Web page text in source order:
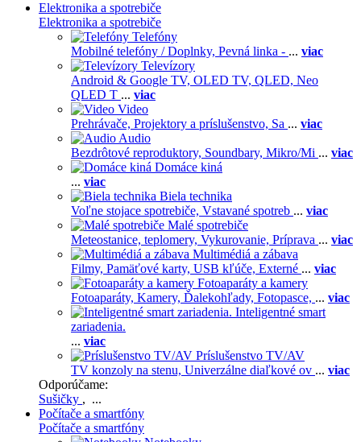
Elektronika a spotrebiče
Elektronika a spotrebiče
Telefóny
Mobilné telefóny / Doplnky, Pevná linka - ... viac
Televízory
Android & Google TV, OLED TV, QLED, Neo
QLED T ... viac
Video
Prehrávače, Projektory a príslušenstvo, Sa ... viac
Audio
Bezdrôtové reproduktory, Soundbary, Mikro/Mi ... viac
Domáce kiná
... viac
Biela technika
Voľne stojace spotrebiče, Vstavané spotreb ... viac
Malé spotrebiče
Meteostanice, teplomery, Vykurovanie, Príprava ... viac
Multimédiá a zábava
Filmy, Pamäťové karty, USB kľúče, Externé ... viac
Fotoaparáty a kamery
Fotoaparáty, Kamery, Ďalekohľady, Fotopasce, ... viac
Inteligentné smart
zariadenia.
... viac
Príslušenstvo TV/AV
TV konzoly na stenu, Univerzálne diaľkové ov ... viac
Odporúčame:
Sušičky , ...
Počítače a smartfóny
Počítače a smartfóny